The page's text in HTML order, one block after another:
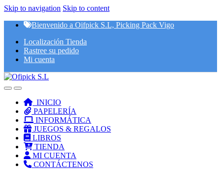
Skip to navigation Skip to content
Bienvenido a Oifpick S.L, Picking Pack Vigo
Localización Tienda
Rastree su pedido
Mi cuenta
INICIO
PAPELERÍA
INFORMÁTICA
JUEGOS & REGALOS
LIBROS
TIENDA
MI CUENTA
CONTÁCTENOS